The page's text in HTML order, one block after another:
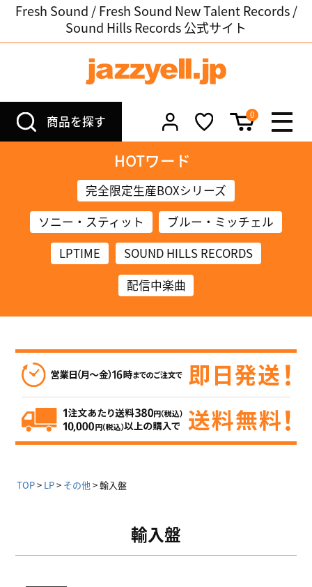
Fresh Sound / Fresh Sound New Talent Records /
Sound Hills Records 公式サイト
商品を探す 0
HOTワード
完全限定生産BOXシリーズ
ソニー・スティット
ブルー・ミッチェル
LPTIME
SOUND HILLS RECORDS
配信中楽曲
TOP LP その他 輸入盤
輸入盤